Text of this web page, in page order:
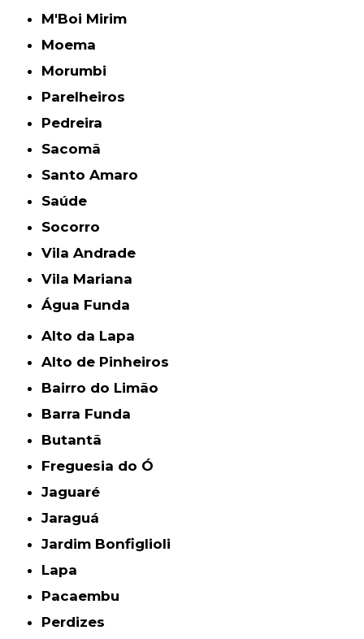
M'Boi Mirim
Moema
Morumbi
Parelheiros
Pedreira
Sacomã
Santo Amaro
Saúde
Socorro
Vila Andrade
Vila Mariana
Água Funda
Alto da Lapa
Alto de Pinheiros
Bairro do Limão
Barra Funda
Butantã
Freguesia do Ó
Jaguaré
Jaraguá
Jardim Bonfiglioli
Lapa
Pacaembu
Perdizes